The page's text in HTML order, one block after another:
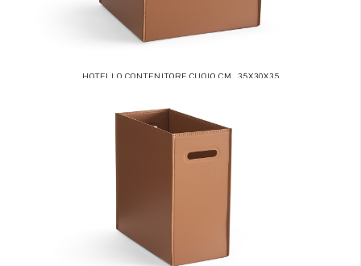
HOTELLO CONTENITORE CUOIO CM. 35X30X35